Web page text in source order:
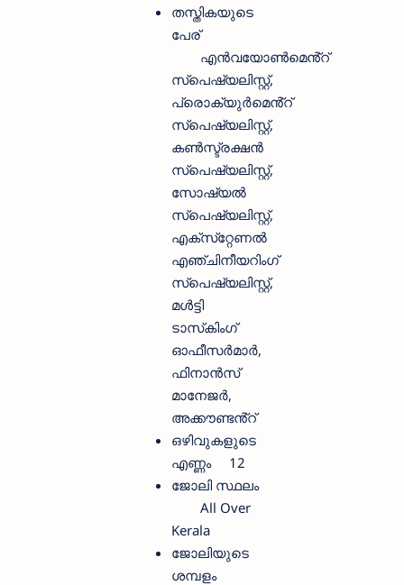
തസ്തികയുടെ
പേര്
എൻവയോൺമെൻ്റ്
സ്‌പെഷ്യലിസ്റ്റ്,
പ്രൊക്യുർമെൻ്റ്
സ്‌പെഷ്യലിസ്റ്റ്,
കൺസ്ട്രക്ഷൻ
സ്‌പെഷ്യലിസ്റ്റ്,
സോഷ്യൽ
സ്‌പെഷ്യലിസ്റ്റ്,
എക്‌സ്‌റ്റേണൽ
എഞ്ചിനീയറിംഗ്
സ്‌പെഷ്യലിസ്റ്റ്,
മൾട്ടി
ടാസ്‌കിംഗ്
ഓഫീസർമാർ,
ഫിനാൻസ്
മാനേജർ,
അക്കൗണ്ടൻ്റ്
ഒഴിവുകളുടെ
എണ്ണം
12
ജോലി സ്ഥലം
All Over
Kerala
ജോലിയുടെ
ശമ്പളം